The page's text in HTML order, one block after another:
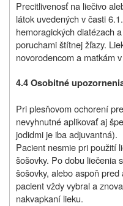
Precitlivenosť na liečivo
látok uvedených v časti 6.1.
hemoragických diatézach
poruchami štítnej žľazy.
novorodencom a matkám
4.4 Osobitné
Pri plesňovom ochorení
nevyhnutné aplikovať aj
jodidmi je iba adjuvantná).
Pacient nesmie pri použití
šošovky. Po dobu liečenia
šošovky, alebo aspoň
pacient vždy vybral a
nakvapkaní lieku.